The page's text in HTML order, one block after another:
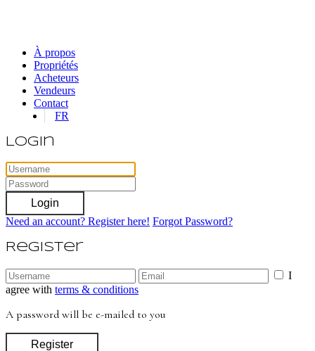
À propos
Propriétés
Acheteurs
Vendeurs
Contact
FR
Login
Login
Need an account? Register here! Forgot Password?
Register
I
agree with terms & conditions
A password will be e-mailed to you
Register